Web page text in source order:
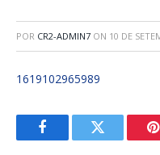
POR CR2-ADMIN7 ON 10 DE
1619102965989
FacebookTwitter